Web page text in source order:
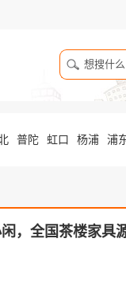
普陀 虹口 杨浦 浦
，全国茶楼家具